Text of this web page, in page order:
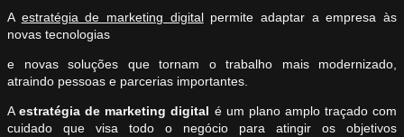
A estratégia de marketing digitalpermite adaptar a empresa às
novas tecnologias
e novas soluções que tornam o trabalho mais modernizado,
atraindo pessoas e parcerias importantes.
Aestratégia de marketing digital é um plano amplo traçado com
cuidado que visa todo o negócio para atingir os objetivos